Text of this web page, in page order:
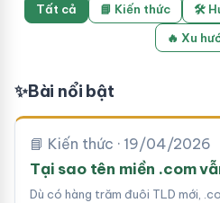
Tất cả 📘 Kiến thức 🛠
🔥 Xu
✨Bài nổi bật
📘 Kiến thức · 19/04/2026
Tại sao tên miền .com
Dù có hàng trăm đuôi TLD mới,